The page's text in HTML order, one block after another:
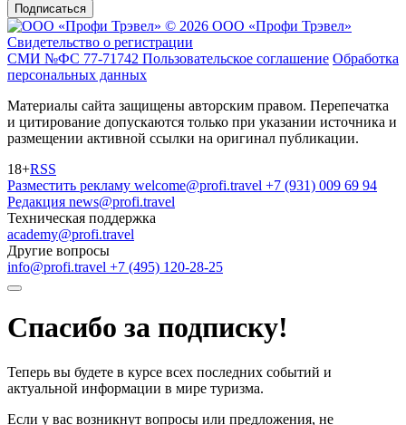
Подписаться
© 2026 ООО «Профи Трэвeл»
Свидетельство о регистрации
СМИ №ФС 77-71742 Пользовательское соглашение Обработка
персональных данных
Материалы сайта защищены авторским правом. Перепечатка
и цитирование допускаются только при указании источника и
размещении активной ссылки на оригинал публикации.
18+RSS
Разместить рекламу welcome@profi.travel +7 (931) 009 69 94
Редакция news@profi.travel
Техническая поддержка
academy@profi.travel
Другие вопросы
info@profi.travel +7 (495) 120-28-25
Спасибо за подписку!
Теперь вы будете в курсе всех последних событий и
актуальной информации в мире туризма.
Если у вас возникнут вопросы или предложения, не